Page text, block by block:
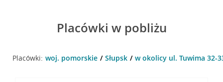
Placówki w pobliżu
Placówki: woj. pomorskie Słupsk w okolicy ul. Tuwima 32-